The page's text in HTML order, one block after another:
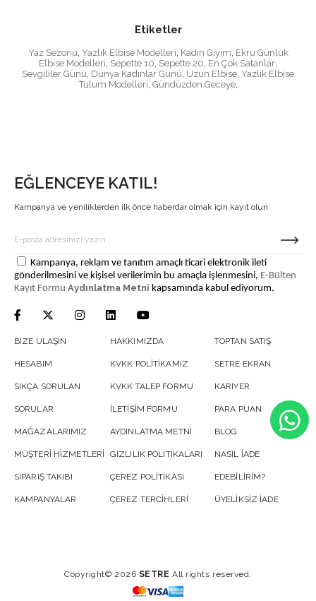
Etiketler
Yaz Sezonu Yazlık Elbise Modelleri Kadın Giyim Ekru Günlük
Elbise Modelleri Sepette 10 Sepette 20 En Çok Satanlar
Sevgililer Günü Dünya Kadınlar Günü Uzun Elbise Yazlık Elbise
Tulum Modelleri Gündüzden Geceye,
EĞLENCEYE KATIL!
Kampanya ve yeniliklerden ilk önce haberdar olmak için kayıt olun
Kampanya, reklam ve tanıtım amaçlı ticari elektronik ileti
gönderilmesini ve kişisel verilerimin bu amaçla işlenmesini, E-Bülten
Kayıt Formu Aydınlatma Metni kapsamında kabul ediyorum.
BIZE ULAŞIN
HESABIM
SIKÇA SORULAN
SORULAR
MAĞAZALARIMIZ
MÜŞTERİ HİZMETLERİ
SIPARIŞ TAKIBI
KAMPANYALAR
HAKKIMIZDA
KVKK POLİTİKAMIZ
KVKK TALEP FORMU
İLETİŞİM FORMU
AYDINLATMA METNİ
GIZLILIK POLITIKALARI
ÇEREZ POLİTİKASI
ÇEREZ TERCİHLERİ
TOPTAN SATIŞ
SETRE EKRAN
KARIYER
PARA PUAN
BLOG
NASIL İADE
EDEBİLİRİM?
ÜYELİKSİZ İADE
Copyright© 2026 SETRE All rights reserved.